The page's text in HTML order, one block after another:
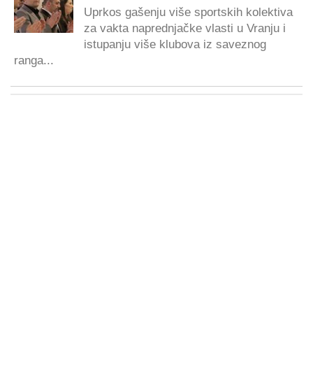
Uprkos gašenju više sportskih kolektiva
za vakta naprednjačke vlasti u Vranju i
istupanju više klubova iz saveznog
ranga...